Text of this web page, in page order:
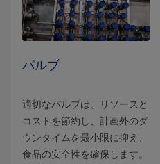
バルブ
適切なバルブは、リソースと
コストを節約し、計画外のダ
ウンタイムを最小限に抑え、
食品の安全性を確保します。